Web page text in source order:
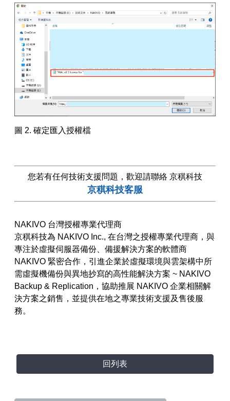
圖 2. 確定匯入授權檔
您若有任何技術支援問題，歡迎請聯絡 京稘科技
京稘科技客服
NAKIVO 台灣授權專業代理商
京稘科技為 NAKIVO Inc., 在台灣之授權專業代理商，與
專注於虛擬伺服器備份、備援解決方案的軟體商
NAKIVO 緊密合作，引進企業於虛擬環境與雲架構中所
需虛擬機備份與異地抄寫的高性能解決方案 ~ NAKIVO
Backup & Replication，協助推展 NAKIVO 企業相關解
決方案之銷售，並提供在地之專業技術支援及售後服
務。
回列表